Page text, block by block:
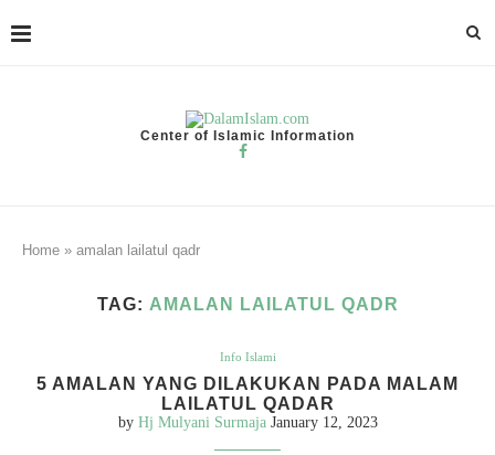
Center of Islamic Information
Home » amalan lailatul qadr
TAG: AMALAN LAILATUL QADR
Info Islami
5 AMALAN YANG DILAKUKAN PADA MALAM
LAILATUL QADAR
by Hj Mulyani Surmaja January 12, 2023